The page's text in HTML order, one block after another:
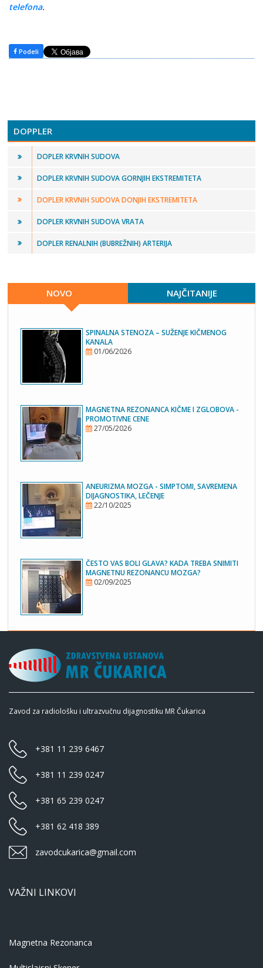
telefona.
Podeli
DOPPLER
DOPLER KRVNIH SUDOVA
DOPLER KRVNIH SUDOVA GORNJIH EKSTREMITETA
DOPLER KRVNIH SUDOVA DONJIH EKSTREMITETA
DOPLER KRVNIH SUDOVA VRATA
DOPLER RENALNIH (BUBREŽNIH) ARTERIJA
NOVO NAJČITANIJE
SPINALNA STENOZA – SUŽENJE KIČMENOG
KANALA
01/06/2026
MAGNETNA REZONANCA KIČME I ZGLOBOVA -
PROMOTIVNE CENE
27/05/2026
ANEURIZMA MOZGA - SIMPTOMI, SAVREMENA
DIJAGNOSTIKA, LEČENJE
22/10/2025
ČESTO VAS BOLI GLAVA? KADA TREBA SNIMITI
MAGNETNU REZONANCU MOZGA?
02/09/2025
Zavod za radiološku i ultrazvučnu dijagnostiku MR Čukarica
+381 11 239 6467
+381 11 239 0247
+381 65 239 0247
+381 62 418 389
zavodcukarica@gmail.com
VAŽNI LINKOVI
Magnetna Rezonanca